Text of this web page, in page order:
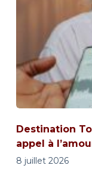
Destination
appel à
8 juillet 2026